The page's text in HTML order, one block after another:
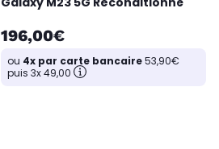
196,00€
ou 4x par carte bancaire53,90€
puis 3x 49,00